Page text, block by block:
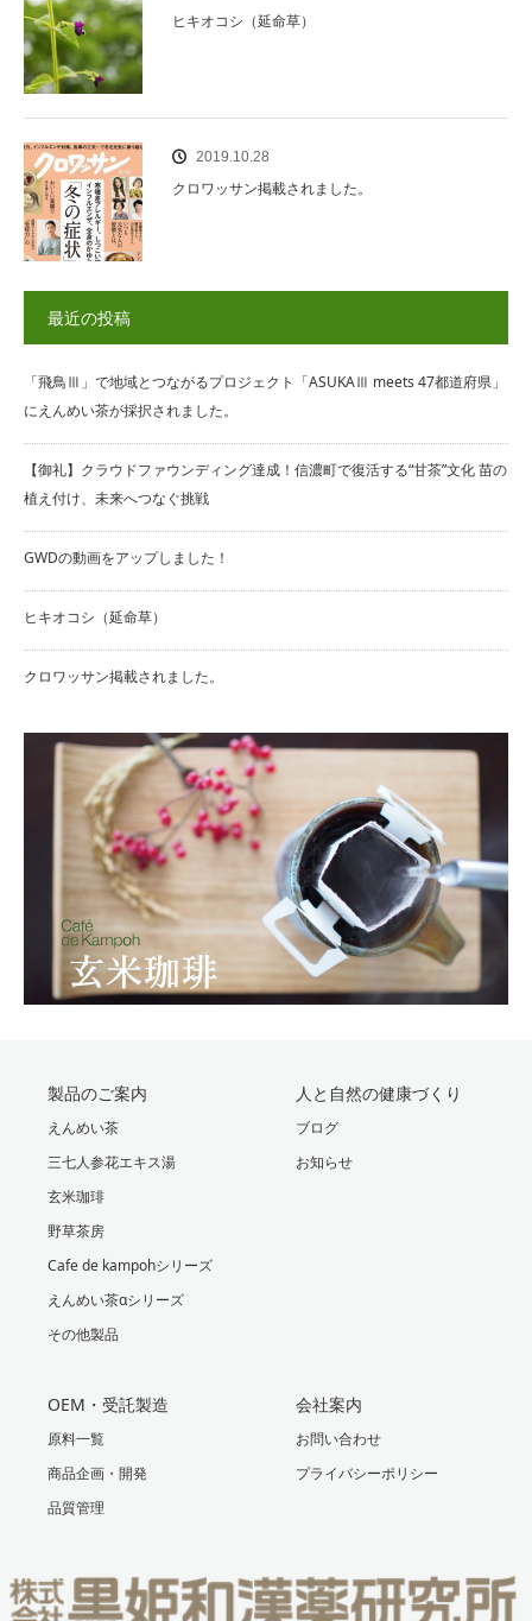
ヒキオコシ（延命草）
2019.10.28
クロワッサン掲載されました。
最近の投稿
「飛鳥Ⅲ」で地域とつながるプロジェクト「ASUKAⅢ meets 47都道府県」
にえんめい茶が採択されました。
【御礼】クラウドファウンディング達成！信濃町で復活する“甘茶”文化 苗の
植え付け、未来へつなぐ挑戦
GWDの動画をアップしました！
ヒキオコシ（延命草）
クロワッサン掲載されました。
製品のご案内
えんめい茶
三七人参花エキス湯
玄米珈琲
野草茶房
Cafe de kampohシリーズ
えんめい茶αシリーズ
その他製品
人と自然の健康づくり
ブログ
お知らせ
OEM・受託製造
原料一覧
商品企画・開発
品質管理
会社案内
お問い合わせ
プライバシーポリシー